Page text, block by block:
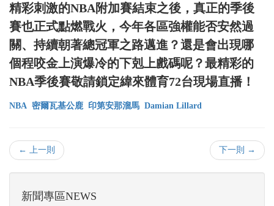
精彩刺激的NBA附加賽結束之後，真正的季後
賽也正式點燃戰火，今年各區強權能否安然過
關、持續朝著總冠軍之路邁進？還是會出現哪
個程咬金上演爆冷的下剋上戲碼呢？最精彩的
NBA季後賽敬請鎖定緯來體育72台現場直播！
NBA 密爾瓦基公鹿 印第安那溜馬 Damian Lillard
← 上一則 下一則 →
新聞專區NEWS